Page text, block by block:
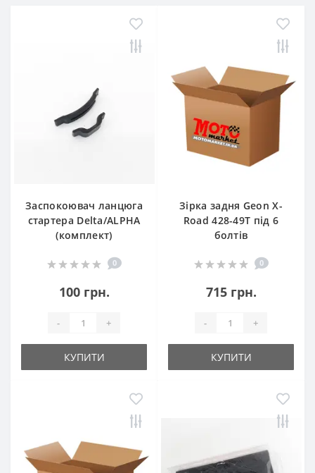
Заспокоювач ланцюга
стартера Delta/ALPHA
(комплект)
0
100 грн.
- +
КУПИТИ
Зірка задня Geon X-
Road 428-49T під 6
болтів
0
715 грн.
- +
КУПИТИ